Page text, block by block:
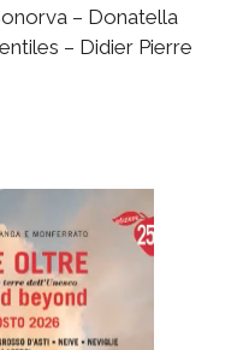
– Donatella
– Didier Pierre